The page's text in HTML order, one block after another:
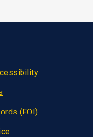
(FOI)